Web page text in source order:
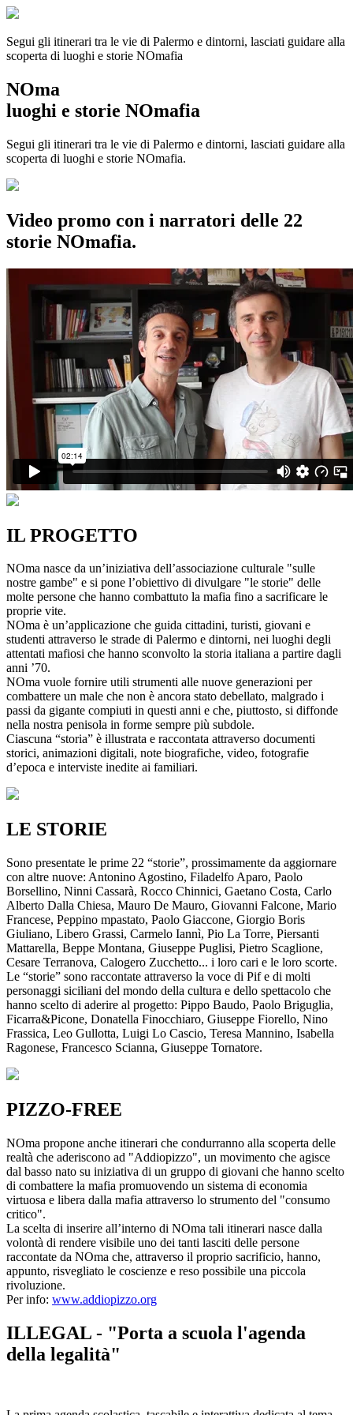
Segui gli itinerari tra le vie di Palermo e dintorni, lasciati guidare alla
scoperta di luoghi e storie NOmafia
NOma
luoghi e storie NOmafia
Segui gli itinerari tra le vie di Palermo e dintorni, lasciati guidare alla
scoperta di luoghi e storie NOmafia.
Video promo con i narratori delle 22
storie NOmafia.
IL PROGETTO
NOma nasce da un’iniziativa dell’associazione culturale "sulle
nostre gambe" e si pone l’obiettivo di divulgare "le storie" delle
molte persone che hanno combattuto la mafia fino a sacrificare le
proprie vite.
NOma è un’applicazione che guida cittadini, turisti, giovani e
studenti attraverso le strade di Palermo e dintorni, nei luoghi degli
attentati mafiosi che hanno sconvolto la storia italiana a partire dagli
anni ’70.
NOma vuole fornire utili strumenti alle nuove generazioni per
combattere un male che non è ancora stato debellato, malgrado i
passi da gigante compiuti in questi anni e che, piuttosto, si diffonde
nella nostra penisola in forme sempre più subdole.
Ciascuna “storia” è illustrata e raccontata attraverso documenti
storici, animazioni digitali, note biografiche, video, fotografie
d’epoca e interviste inedite ai familiari.
LE STORIE
Sono presentate le prime 22 “storie”, prossimamente da aggiornare
con altre nuove: Antonino Agostino, Filadelfo Aparo, Paolo
Borsellino, Ninni Cassarà, Rocco Chinnici, Gaetano Costa, Carlo
Alberto Dalla Chiesa, Mauro De Mauro, Giovanni Falcone, Mario
Francese, Peppino mpastato, Paolo Giaccone, Giorgio Boris
Giuliano, Libero Grassi, Carmelo Iannì, Pio La Torre, Piersanti
Mattarella, Beppe Montana, Giuseppe Puglisi, Pietro Scaglione,
Cesare Terranova, Calogero Zucchetto... i loro cari e le loro scorte.
Le “storie” sono raccontate attraverso la voce di Pif e di molti
personaggi siciliani del mondo della cultura e dello spettacolo che
hanno scelto di aderire al progetto: Pippo Baudo, Paolo Briguglia,
Ficarra&Picone, Donatella Finocchiaro, Giuseppe Fiorello, Nino
Frassica, Leo Gullotta, Luigi Lo Cascio, Teresa Mannino, Isabella
Ragonese, Francesco Scianna, Giuseppe Tornatore.
PIZZO-FREE
NOma propone anche itinerari che condurranno alla scoperta delle
realtà che aderiscono ad "Addiopizzo", un movimento che agisce
dal basso nato su iniziativa di un gruppo di giovani che hanno scelto
di combattere la mafia promuovendo un sistema di economia
virtuosa e libera dalla mafia attraverso lo strumento del "consumo
critico".
La scelta di inserire all’interno di NOma tali itinerari nasce dalla
volontà di rendere visibile uno dei tanti lasciti delle persone
raccontate da NOma che, attraverso il proprio sacrificio, hanno,
appunto, risvegliato le coscienze e reso possibile una piccola
rivoluzione.
Per info: www.addiopizzo.org
ILLEGAL - "Porta a scuola l'agenda
della legalità"